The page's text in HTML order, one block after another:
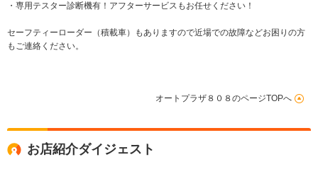
・専用テスター診断機有！アフターサービスもお任せください！
セーフティーローダー（積載車）もありますので近場での故障などお困りの方
もご連絡ください。
オートプラザ８０８のページTOPへ
お店紹介ダイジェスト